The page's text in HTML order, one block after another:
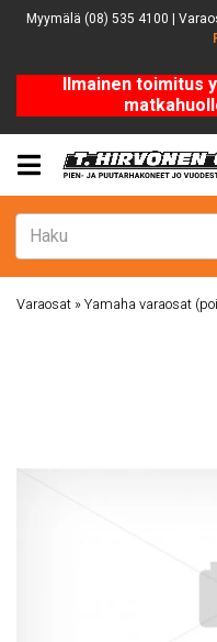
Myymälä (08) 535 4100 |
Ilmainen toimitus
Varaosat »Yamaha varaosat